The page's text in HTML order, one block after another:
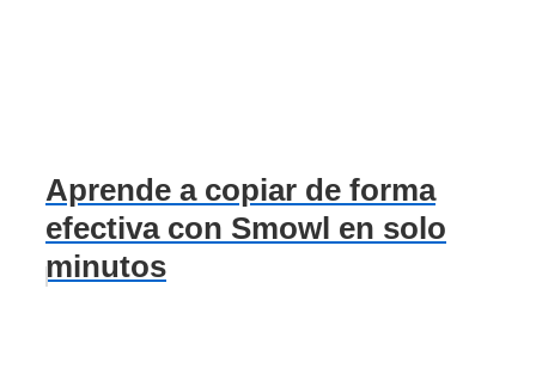
Aprende a copiar de forma
efectiva con Smowl en solo
minutos